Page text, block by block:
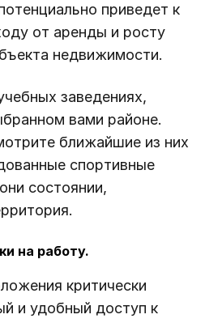
приведет к
от аренды и росту
недвижимости.
заведениях,
вами районе.
ближайшие из них
спортивные
состоянии,
на работу.
критически
и удобный доступ к